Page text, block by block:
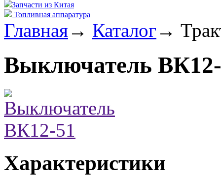
Запчасти из Китая
Топливная аппаратура
Главная→ Каталог →
Выключатель
Характеристики